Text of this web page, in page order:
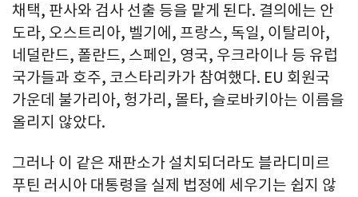
채택, 판사와 검사 선출 등을 맡게 된다. 결의에는 안
도라, 오스트리아, 벨기에, 프랑스, 독일, 이탈리아,
네덜란드, 폴란드, 스페인, 영국, 우크라이나 등 유럽
국가들과 호주, 코스타리카가 참여했다. EU 회원국
가운데 불가리아, 헝가리, 몰타, 슬로바키아는 이름을
올리지 않았다.
그러나 이 같은 재판소가 설치되더라도 블라디미르
푸틴 러시아 대통령을 실제 법정에 세우기는 쉽지 않